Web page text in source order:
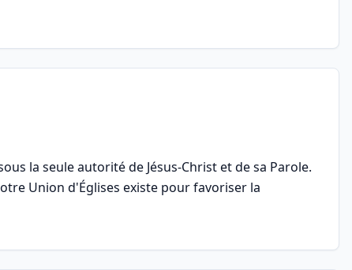
la seule autorité de Jésus-Christ et de sa Parole.
Union d'Églises existe pour favoriser la